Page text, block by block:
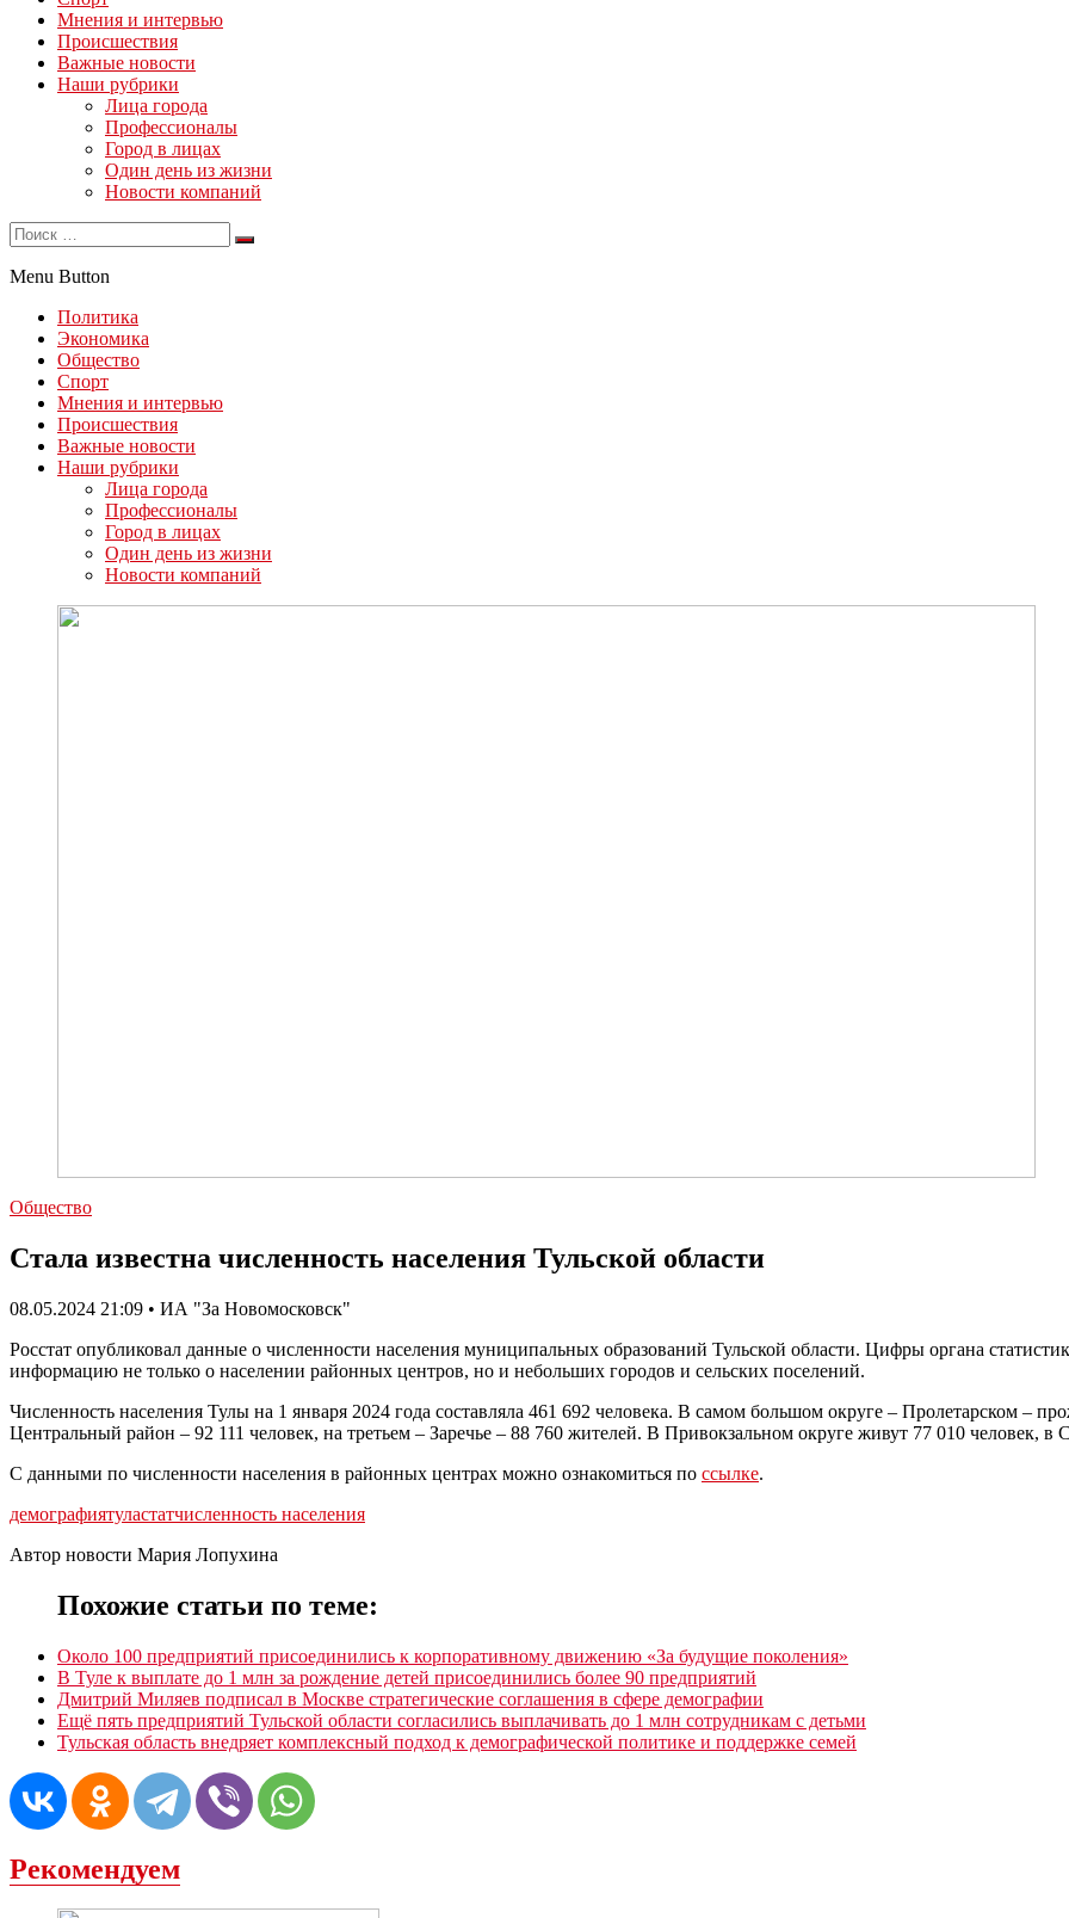
Мнения и интервью
Происшествия
Важные новости
Наши рубрики
Лица города
Профессионалы
Город в лицах
Один день из жизни
Новости компаний
Menu Button
Политика
Экономика
Общество
Спорт
Мнения и интервью
Происшествия
Важные новости
Наши рубрики
Лица города
Профессионалы
Город в лицах
Один день из жизни
Новости компаний
Общество
Стала известна численность населения Тульской области
08.05.2024 21:09 • ИА "За Новомосковск"
Росстат опубликовал данные о численности населения муниципальных образований Тульской области. Цифры органа
информацию не только о населении районных центров, но и небольших городов и сельских поселений.
Численность населения Тулы на 1 января 2024 года составляла 461 692 человека. В самом большом округе – Пролетарском –
Центральный район – 92 111 человек, на третьем – Заречье – 88 760 жителей. В Привокзальном округе живут 77 010 человек, в
С данными по численности населения в районных центрах можно ознакомиться по ссылке.
демографиятуластатчисленность населения
Автор новости Мария Лопухина
Похожие статьи по теме:
Около 100 предприятий присоединились к корпоративному движению «За будущие поколения»
В Туле к выплате до 1 млн за рождение детей присоединились более 90 предприятий
Дмитрий Миляев подписал в Москве стратегические соглашения в сфере демографии
Ещë пять предприятий Тульской области согласились выплачивать до 1 млн сотрудникам с детьми
Тульская область внедряет комплексный подход к демографической политике и поддержке семей
Рекомендуем